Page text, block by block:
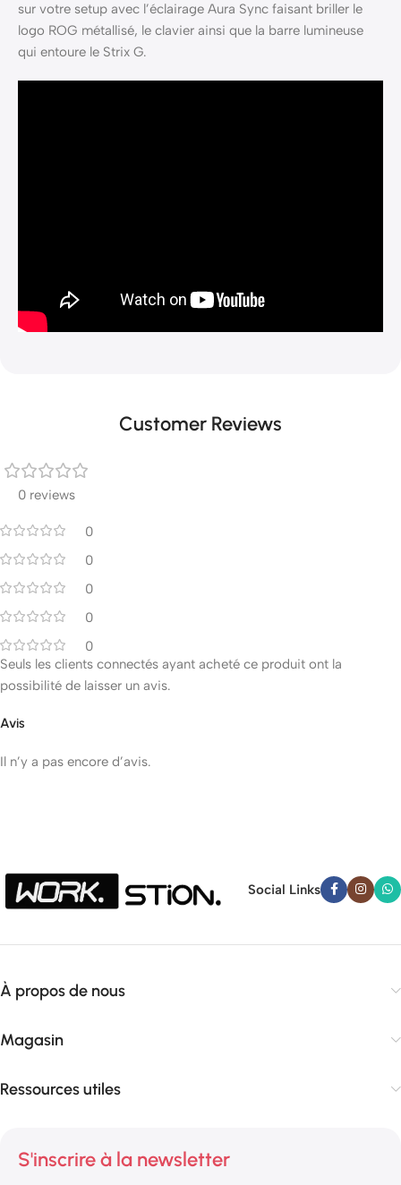
sur votre setup avec l’éclairage Aura Sync faisant briller le
logo ROG métallisé, le clavier ainsi que la barre lumineuse
qui entoure le Strix G.
Customer Reviews
0 reviews
0
0
0
0
0
Avis
Il n’y a pas encore d’avis.
Seuls les clients connectés ayant acheté ce produit ont la
possibilité de laisser un avis.
Social Links
À propos de nous
Magasin
Ressources utiles
S'inscrire à la newsletter